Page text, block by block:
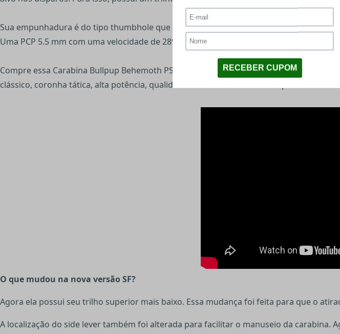
Sua empunhadura é do tipo thumbhole que oferece uma pegada firme e maior
Uma PCP 5.5 mm com uma velocidade de 289 m/s (950 fps) e uma potência de 40 joules!
Compre essa Carabina Bullpup Behemoth PS-R2-SF verde militar Nova Vista incrível
clássico, coronha tática, alta potência, qualidade e resistência! Enviamos para todo o
O que mudou na nova versão SF?
Agora ela possui seu trilho superior mais baixo. Essa mudança foi feita para que o
A localização do side lever também foi alterada para facilitar o manuseio da carabina.